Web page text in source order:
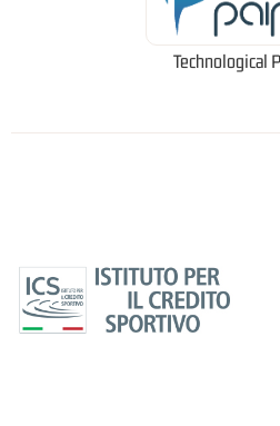
Technological